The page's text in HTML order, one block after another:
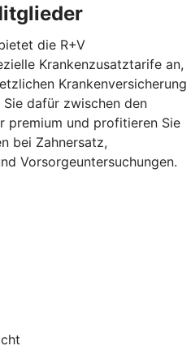
die R+V
Krankenzusatztarife an,
Krankenversicherung
Sie dafür zwischen den
premium und profitieren Sie
bei Zahnersatz,
Vorsorgeuntersuchungen.